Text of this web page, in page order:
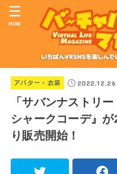
MENU
アバター・衣装 2022.12.26
「サバンナストリ
シャークコーデ』
り販売開始！